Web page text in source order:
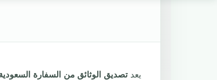
يعد تصديق الوثائق من السفارة